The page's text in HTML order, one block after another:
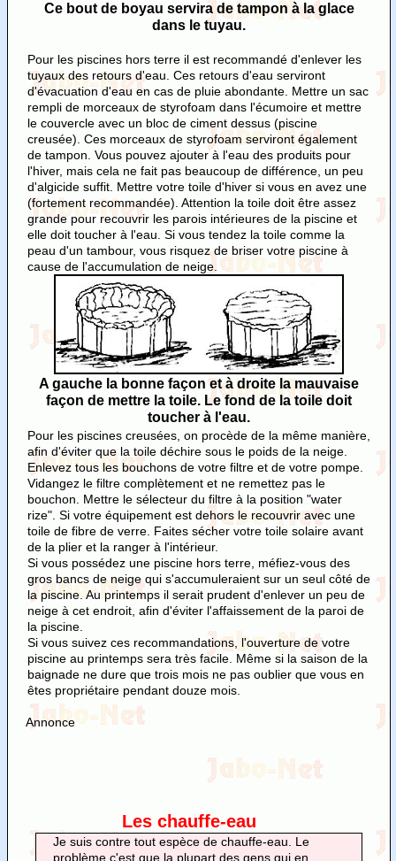
Ce bout de boyau servira de tampon à la glace
dans le tuyau.
Pour les piscines hors terre il est recommandé d'enlever les
tuyaux des retours d'eau. Ces retours d'eau serviront
d'évacuation d'eau en cas de pluie abondante. Mettre un sac
rempli de morceaux de styrofoam dans l'écumoire et mettre
le couvercle avec un bloc de ciment dessus (piscine
creusée). Ces morceaux de styrofoam serviront également
de tampon. Vous pouvez ajouter à l'eau des produits pour
l'hiver, mais cela ne fait pas beaucoup de différence, un peu
d'algicide suffit. Mettre votre toile d'hiver si vous en avez une
(fortement recommandée). Attention la toile doit être assez
grande pour recouvrir les parois intérieures de la piscine et
elle doit toucher à l'eau. Si vous tendez la toile comme la
peau d'un tambour, vous risquez de briser votre piscine à
cause de l'accumulation de neige.
A gauche la bonne façon et à droite la mauvaise
façon de mettre la toile. Le fond de la toile doit
toucher à l'eau.
Pour les piscines creusées, on procède de la même manière,
afin d'éviter que la toile déchire sous le poids de la neige.
Enlevez tous les bouchons de votre filtre et de votre pompe.
Vidangez le filtre complètement et ne remettez pas le
bouchon. Mettre le sélecteur du filtre à la position "water
rize". Si votre équipement est dehors le recouvrir avec une
toile de fibre de verre. Faites sécher votre toile solaire avant
de la plier et la ranger à l'intérieur.
Si vous possédez une piscine hors terre, méfiez-vous des
gros bancs de neige qui s'accumuleraient sur un seul côté de
la piscine. Au printemps il serait prudent d'enlever un peu de
neige à cet endroit, afin d'éviter l'affaissement de la paroi de
la piscine.
Si vous suivez ces recommandations, l'ouverture de votre
piscine au printemps sera très facile. Même si la saison de la
baignade ne dure que trois mois ne pas oublier que vous en
êtes propriétaire pendant douze mois.
Annonce
Les chauffe-eau
Je suis contre tout espèce de chauffe-eau. Le
problème c'est que la plupart des gens qui en